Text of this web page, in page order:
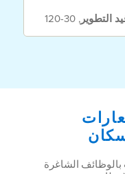
التطوير,
بالوظائف الشاغرة